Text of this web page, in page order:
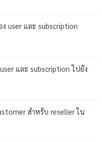
user และ subscription
และ subscription ไปยัง
สำหรับ reseller ใน